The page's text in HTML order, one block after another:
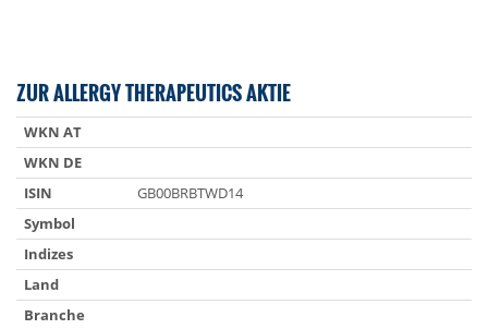
ZUR ALLERGY THERAPEUTICS AKTIE
WKN AT
WKN DE
ISIN
GB00BRBTWD14
Symbol
Indizes
Land
Branche